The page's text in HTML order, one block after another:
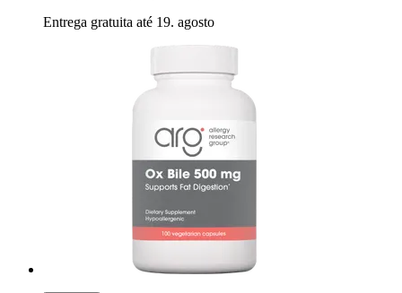
Entrega gratuita até 19. agosto